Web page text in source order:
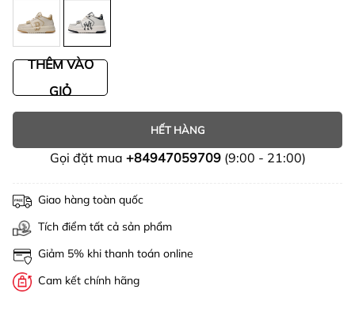
THÊM VÀO
GIỎ
HẾT HÀNG
Gọi đặt mua +84947059709(9:00 - 21:00)
Giao hàng toàn quốc
Tích điểm tất cả sản phẩm
Giảm 5% khi thanh toán online
Cam kết chính hãng